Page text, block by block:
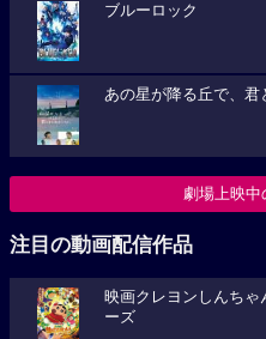
ブルーロック
あの星が降る丘で、君
劇場上映中
注目の動画配信作品
映画クレヨンしんちゃ
ーズ